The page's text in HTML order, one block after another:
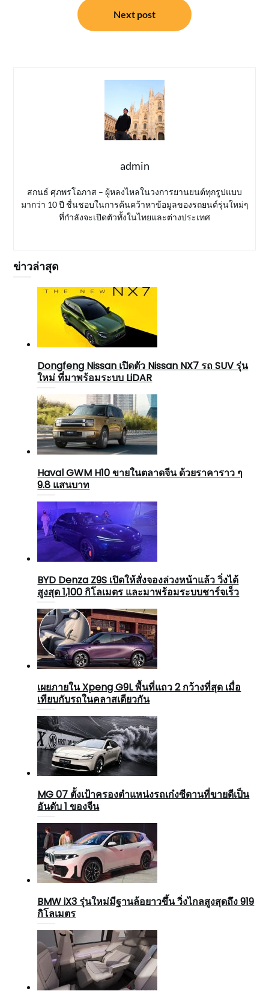
Next post
admin
สกนธ์ ศุภพรโอภาส – ผู้หลงไหลในวงการยานยนต์ทุกรูปแบบ
มากว่า 10 ปี ชื่นชอบในการค้นคว้าหาข้อมูลของรถยนต์รุ่นใหม่ๆ
ที่กำลังจะเปิดตัวทั้งในไทยและต่างประเทศ
ข่าวล่าสุด
Dongfeng Nissan เปิดตัว Nissan NX7 รถ SUV รุ่น
ใหม่ ที่มาพร้อมระบบ LiDAR
Haval GWM H10 ขายในตลาดจีน ด้วยราคาราว ๆ
9.8 แสนบาท
BYD Denza Z9S เปิดให้สั่งจองล่วงหน้าแล้ว วิ่งได้
สูงสุด 1,100 กิโลเมตร และมาพร้อมระบบชาร์จเร็ว
เผยภายใน Xpeng G9L พื้นที่แถว 2 กว้างที่สุด เมื่อ
เทียบกับรถในคลาสเดียวกัน
MG 07 ตั้งเป้าครองตำแหน่งรถเก๋งซีดานที่ขายดีเป็น
อันดับ 1 ของจีน
BMW iX3 รุ่นใหม่มีฐานล้อยาวขึ้น วิ่งไกลสูงสุดถึง 919
กิโลเมตร